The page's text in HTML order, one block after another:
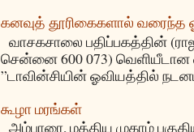
கனவுத் தூரிகைகளால்
வாசகசாலை பதிப்பகத்தின்
சென்னை 600 073)
”டாவின்சியின் ஓவியத்தில்
கூழா மரங்கள்
அம்பாரை, மத்திய முகாம்